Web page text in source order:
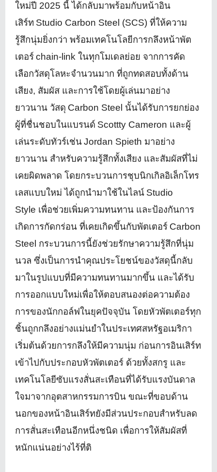
ใหม่ปี 2025 นี้ ได้กลับมาพร้อมกับหน้าอิน
เสิร์ท Studio Carbon Steel (SCS)ที่ให้ความ
รู้สึกนุ่มยิ่งกว่า พร้อมเทคโนโลยีการกลึงหน้าพัต
เตอร์ chain-linkในทุกโมเดลย่อย จากการคัด
เลือกวัสดุโลหะจำนวนมาก ที่ถูกทดสอบทั้งด้าน
เสียง, สัมผัส และการใช้โดยผู้เล่นมาอย่าง
ยาวนาน วัสดุ Carbon Steel นั้นได้รับการยกย่อง
ผู้ที่ชื่นชอบในแบรนด์ Scottty Cameron และผู้
เล่นระดับทัวร์เช่น Jordan Spieth มาอย่าง
ยาวนาน สำหรับความรู้สึกทั้งเสียง และสัมผัสที่ไม่
เคยผิดพลาด โดยกระบวนการชุบนิกเกิลอิเล็กโทร
เลสแบบใหม่ ได้ถูกนำมาใช้ในไลน์ Studio
Style เพื่อช่วยเพิ่มความทนทาน และป้องกันการ
เกิดการกัดกร่อน ที่เคยเกิดขึ้นกับพัตเตอร์ Carbon
Steel กระบวนการนี้ยังช่วยรักษาความรู้สึกที่นุ่ม
นวล ซึ่งเป็นการนำคุณประโยชน์ของวัสดุนี้กลับ
มาในรูปแบบที่มีความทนทานมากขึ้น และได้รับ
การออกแบบใหม่เพื่อให้ตอบสนองต่อความต้อง
การของนักกอล์ฟในยุคปัจจุบัน โดยหัวพัตเตอร์ทุก
ชิ้นถูกกลึงอย่างแม่นยำในประเทศสหรัฐอเมริกา
เริ่มต้นด้วยการกลึงให้มีความนุ่ม ก่อนการอินเสิร์ท
เข้าไปกับประกอบหัวพัตเตอร์ ด้วยทั้งสกรู และ
เทคโนโลยีซับแรงสั่นสะเทือนที่ได้รับแรงบันดาล
ใจมาจากอุตสาหกรรมการบิน ขณะที่ขอบด้าน
นอกของหน้าอินเสิร์ทยังมีส่วนประกอบสำหรับลด
การสั่นสะเทือนอีกหนึ่งชนิด เพื่อการให้สัมผัสที่
หนักแน่นอย่างไร้ที่ติ